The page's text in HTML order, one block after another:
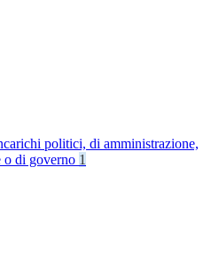
politici, di amministrazione,
o di governo 1